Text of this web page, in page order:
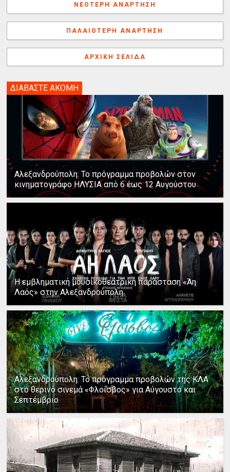
o
k
e
s
d
I
n
d
s
n
g
e
α
γ
ΝΕΌΤΕΡΗ ΑΝΆΡΤΗΣΗ
ΠΑΛΑΙΌΤΕΡΗ ΑΝΆΡΤΗΣΗ
ΑΡΧΙΚΉ ΣΕΛΊΔΑ
ΔΙΑΒΑΣΤΕ ΑΚΟΜΗ
Αλεξανδρούπολη: Το πρόγραμμα προβολών στον
κινηματογράφο ΗΛΥΣΙΑ από 6 έως 12 Αυγούστου
Η εμβληματική μουσικοθεατρική παράσταση «Άη
Λαός» στην Αλεξανδρούπολη
Αλεξανδρούπολη: Το πρόγραμμα προβολών της ΚΛΑ
στο θερινό σινεμά «Φλοίσβος» για Αύγουστο και
Σεπτέμβριο